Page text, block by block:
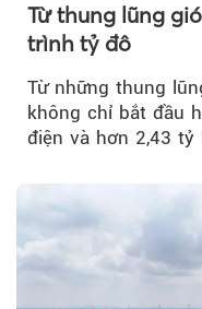
Từ thung lũng
trình tỷ đô
Từ những thung
không chỉ bắt đầu
điện và hơn 2,43 tỷ